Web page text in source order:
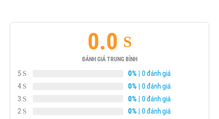
0.0
ĐÁNH GIÁ TRUNG BÌNH
5 0% | 0 đánh giá
4
0% | 0 đánh giá
3
0% | 0 đánh giá
2
0% | 0 đánh giá